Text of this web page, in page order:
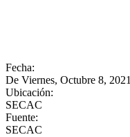
Fecha:
De Viernes, Octubre 8, 2021
Ubicación:
SECAC
Fuente:
SECAC